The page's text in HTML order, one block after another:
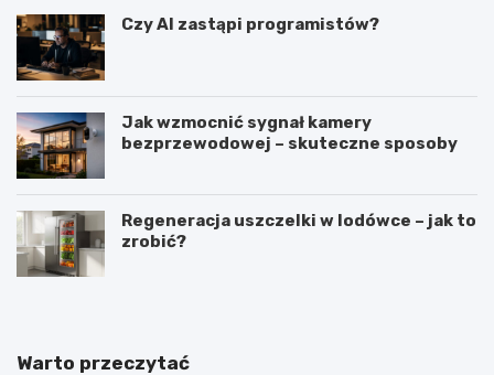
Czy AI zastąpi programistów?
Jak wzmocnić sygnał kamery
bezprzewodowej – skuteczne sposoby
Regeneracja uszczelki w lodówce – jak to
zrobić?
Warto przeczytać